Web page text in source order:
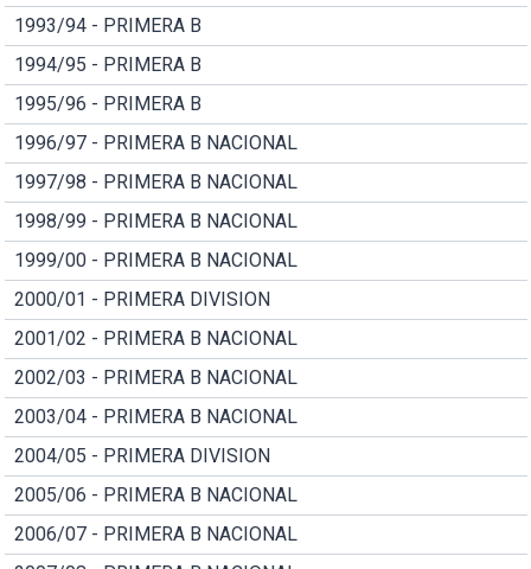
1993/94 - PRIMERA B
1994/95 - PRIMERA B
1995/96 - PRIMERA B
1996/97 - PRIMERA B NACIONAL
1997/98 - PRIMERA B NACIONAL
1998/99 - PRIMERA B NACIONAL
1999/00 - PRIMERA B NACIONAL
2000/01 - PRIMERA DIVISION
2001/02 - PRIMERA B NACIONAL
2002/03 - PRIMERA B NACIONAL
2003/04 - PRIMERA B NACIONAL
2004/05 - PRIMERA DIVISION
2005/06 - PRIMERA B NACIONAL
2006/07 - PRIMERA B NACIONAL